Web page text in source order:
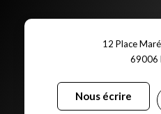
12 Place
69006
Nous écrire